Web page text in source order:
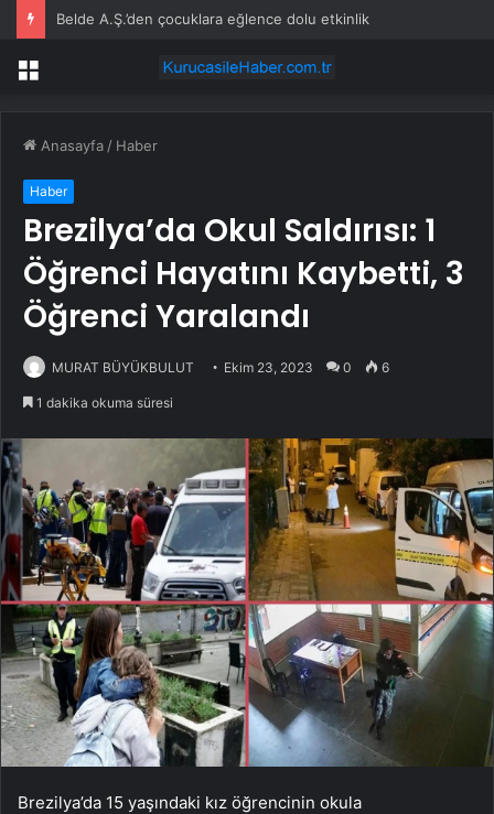
Belde A.Ş.’den çocuklara eğlence dolu etkinlik
Menü
Anasayfa / Haber
Haber
Brezilya’da Okul Saldırısı: 1
Öğrenci Hayatını Kaybetti, 3
Öğrenci Yaralandı
MURAT BÜYÜKBULUT Ekim 23, 2023 0 6
1 dakika okuma süresi
Brezilya’da 15 yaşındaki kız öğrencinin okula